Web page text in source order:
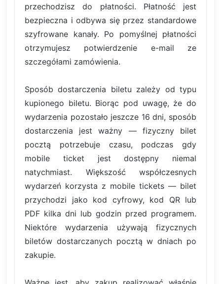
przechodzisz do płatności. Płatność jest
bezpieczna i odbywa się przez standardowe
szyfrowane kanały. Po pomyślnej płatności
otrzymujesz potwierdzenie e-mail ze
szczegółami zamówienia.
Sposób dostarczenia biletu zależy od typu
kupionego biletu. Biorąc pod uwagę, że do
wydarzenia pozostało jeszcze 16 dni, sposób
dostarczenia jest ważny — fizyczny bilet
pocztą potrzebuje czasu, podczas gdy
mobile ticket jest dostępny niemal
natychmiast. Większość współczesnych
wydarzeń korzysta z mobile tickets — bilet
przychodzi jako kod cyfrowy, kod QR lub
PDF kilka dni lub godzin przed programem.
Niektóre wydarzenia używają fizycznych
biletów dostarczanych pocztą w dniach po
zakupie.